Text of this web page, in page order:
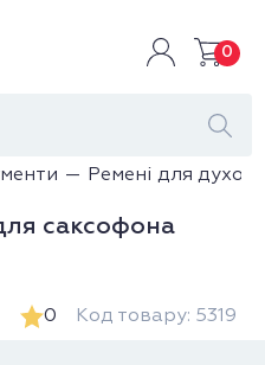
0
Ремені для
саксофона
0 Код товару: 5319